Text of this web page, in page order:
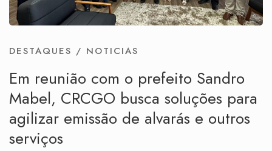
DESTAQUES / NOTICIAS
Em reunião com o prefeito Sandro
Mabel, CRCGO busca soluções para
agilizar emissão de alvarás e outros
serviços